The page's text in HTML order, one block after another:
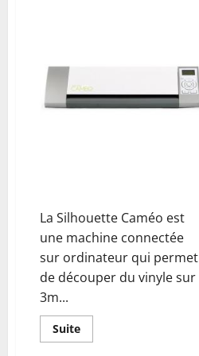
La Silhouette Caméo est
une machine connectée
sur ordinateur qui permet
de découper du vinyle sur
3m...
SuiteEn
savoir